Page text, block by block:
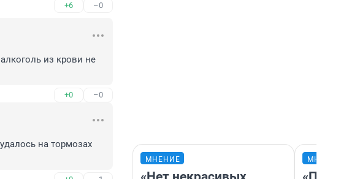
+6 –0
из крови не
+0 –0
на тормозах
МНЕНИЕ